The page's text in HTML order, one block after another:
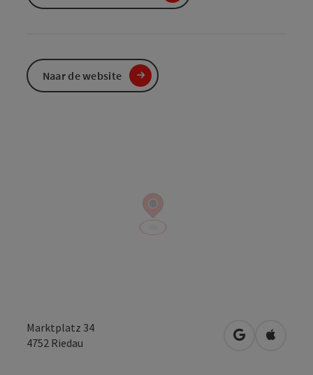
Marktplatz 34
4752 Riedau Openen in
Naar de website